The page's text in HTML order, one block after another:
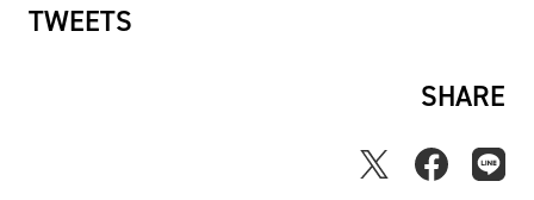
TWEETS
SHARE